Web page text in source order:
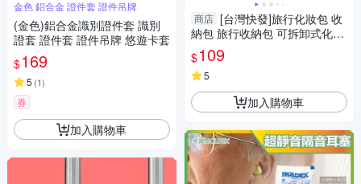
金色 鋁合金 證件套 證件吊牌
(金色)鋁合金識別證件套 識別
證套 證件套 證件吊牌 悠遊卡套
$169
5 (1)
券
加入購物車
商店 [台灣快發]旅行化妝包 收
納包 旅行收納包 可拆卸式化妝
包 美妝收納包 盥洗包 旅行小包
化妝包
$109
5
加入購物車